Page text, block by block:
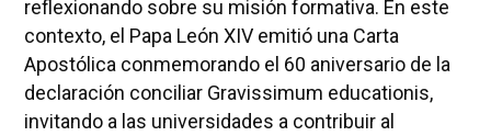
reflexionando sobre su misión formativa. En este
contexto, el Papa León XIV emitió una Carta
Apostólica conmemorando el 60 aniversario de la
declaración conciliar Gravissimum educationis,
invitando a las universidades a contribuir al